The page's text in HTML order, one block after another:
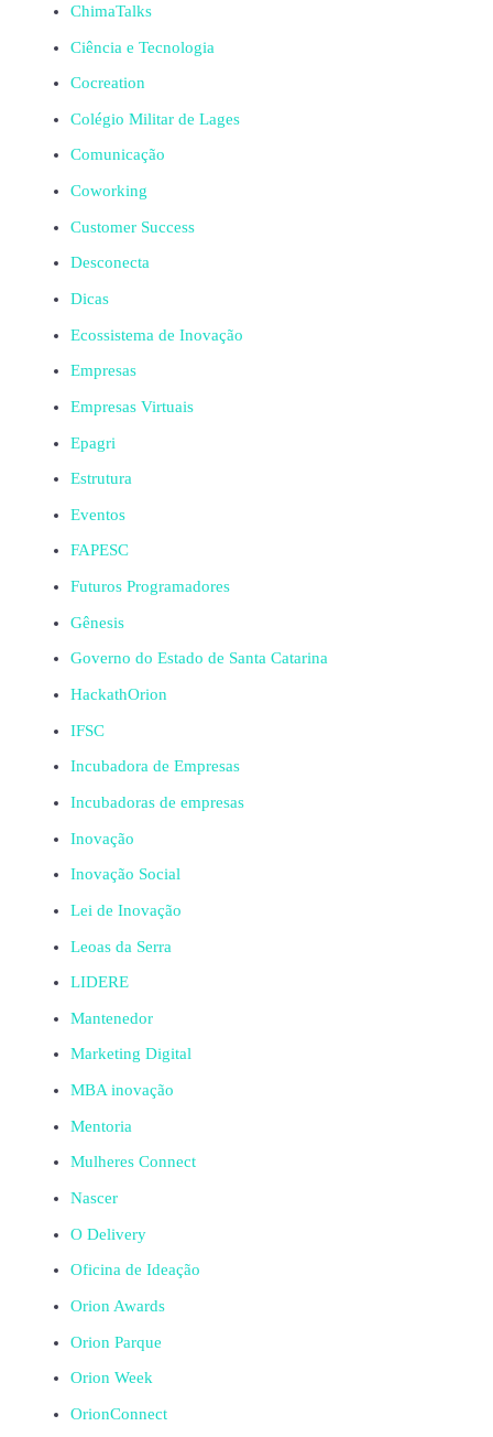
ChimaTalks
Ciência e Tecnologia
Cocreation
Colégio Militar de Lages
Comunicação
Coworking
Customer Success
Desconecta
Dicas
Ecossistema de Inovação
Empresas
Empresas Virtuais
Epagri
Estrutura
Eventos
FAPESC
Futuros Programadores
Gênesis
Governo do Estado de Santa Catarina
HackathOrion
IFSC
Incubadora de Empresas
Incubadoras de empresas
Inovação
Inovação Social
Lei de Inovação
Leoas da Serra
LIDERE
Mantenedor
Marketing Digital
MBA inovação
Mentoria
Mulheres Connect
Nascer
O Delivery
Oficina de Ideação
Orion Awards
Orion Parque
Orion Week
OrionConnect